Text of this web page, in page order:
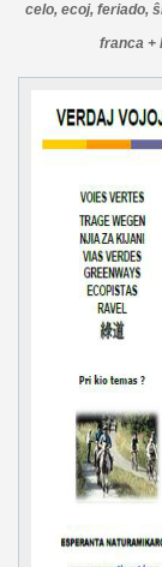
celo, ecoj, feriado,
franca +